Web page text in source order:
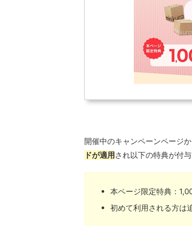
開催中のキャンペーンページ
ドが適用され以下の特典が付与
本ページ限定特典：
初めて利用される方は